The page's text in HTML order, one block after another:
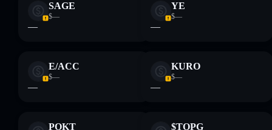
SAGE
$—
—
YE
$—
—
E/ACC
$—
—
KURO
$—
—
POKT $TOPG